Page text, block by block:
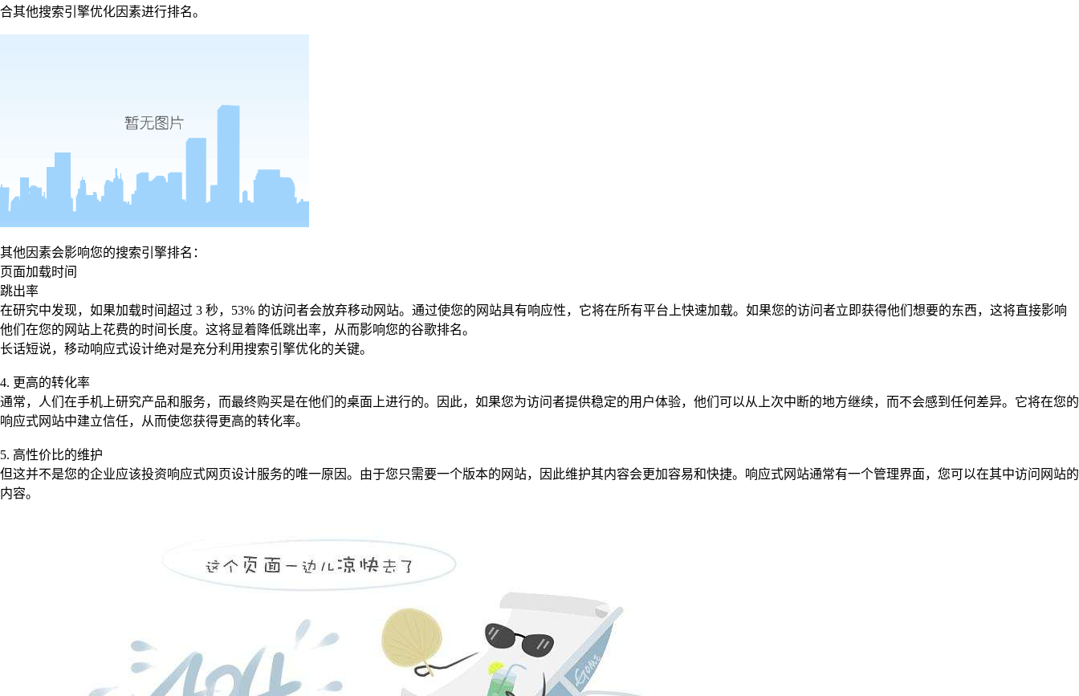
合其他搜索引擎优化因素进行排名。
其他因素会影响您的搜索引擎排名：
页面加载时间
跳出率
在研究中发现，如果加载时间超过 3 秒，53% 的访问者会放弃移动网站。通过使您的网站具有响应性，它将在所有平台上快速加载。如果您的访问者立即获得他们想要的东西，这将直接影响
他们在您的网站上花费的时间长度。这将显着降低跳出率，从而影响您的谷歌排名。
长话短说，移动响应式设计绝对是充分利用搜索引擎优化的关键。
4. 更高的转化率
通常，人们在手机上研究产品和服务，而最终购买是在他们的桌面上进行的。因此，如果您为访问者提供稳定的用户体验，他们可以从上次中断的地方继续，而不会感到任何差异。它将在您的
响应式网站中建立信任，从而使您获得更高的转化率。
5. 高性价比的维护
但这并不是您的企业应该投资响应式网页设计服务的唯一原因。由于您只需要一个版本的网站，因此维护其内容会更加容易和快捷。响应式网站通常有一个管理界面，您可以在其中访问网站的
内容。